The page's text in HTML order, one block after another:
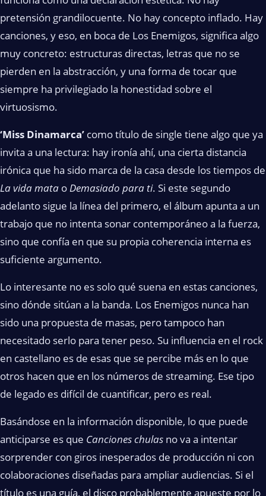
pretensión grandilocuente. No hay concepto inflado. Hay
canciones, y eso, en boca de Los Enemigos, significa algo
muy concreto: estructuras directas, letras que no se
pierden en la abstracción, y una forma de tocar que
siempre ha privilegiado la honestidad sobre el
virtuosismo.
‘Miss Dinamarca’ como título de single tiene algo que ya
invita a una lectura: hay ironía ahí, una cierta distancia
irónica que ha sido marca de la casa desde los tiempos de
La vida mata o Demasiado para ti. Si este segundo
adelanto sigue la línea del primero, el álbum apunta a un
trabajo que no intenta sonar contemporáneo a la fuerza,
sino que confía en que su propia coherencia interna es
suficiente argumento.
Lo interesante no es solo qué suena en estas canciones,
sino dónde sitúan a la banda. Los Enemigos nunca han
sido una propuesta de masas, pero tampoco han
necesitado serlo para tener peso. Su influencia en el rock
en castellano es de esas que se percibe más en lo que
otros hacen que en los números de streaming. Ese tipo
de legado es difícil de cuantificar, pero es real.
Basándose en la información disponible, lo que puede
anticiparse es que Canciones chulas no va a intentar
sorprender con giros inesperados de producción ni con
colaboraciones diseñadas para ampliar audiencias. Si el
título es una guía, el disco probablemente apueste por lo